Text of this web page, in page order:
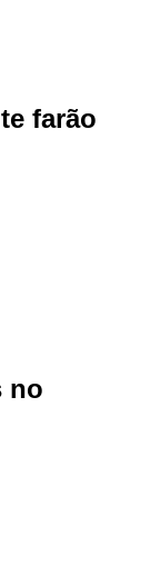
farão
no